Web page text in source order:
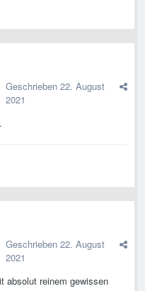
Geschrieben 22. August
2021
Geschrieben 22. August
2021
absolut reinem gewissen